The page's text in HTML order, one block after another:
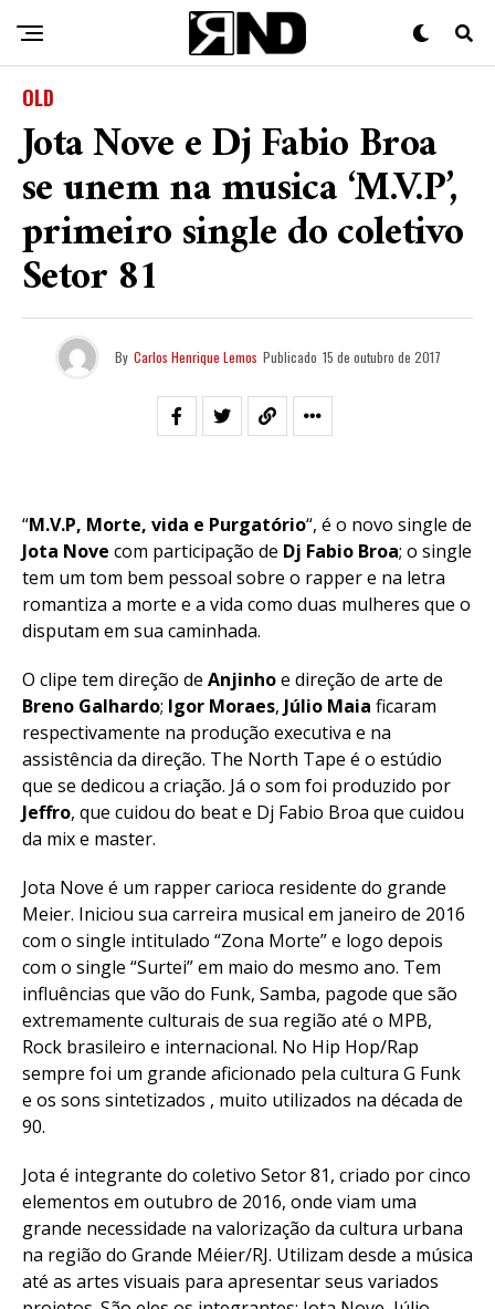
OLD
Jota Nove e Dj Fabio Broa
se unem na musica ‘M.V.P’,
primeiro single do coletivo
Setor 81
By Carlos Henrique Lemos Publicado 15 de outubro de 2017
“M.V.P, Morte, vida e Purgatório“, é o novo single de
Jota Nove com participação de Dj Fabio Broa; o single
tem um tom bem pessoal sobre o rapper e na letra
romantiza a morte e a vida como duas mulheres que o
disputam em sua caminhada.
O clipe tem direção de Anjinhoe direção de arte de
Breno Galhardo; Igor Moraes, Júlio Maia ficaram
respectivamente na produção executiva e na
assistência da direção. The North Tape é o estúdio
que se dedicou a criação. Já o som foi produzido por
Jeffro, que cuidou do beat e Dj Fabio Broa que cuidou
da mix e master.
Jota Nove é um rapper carioca residente do grande
Meier. Iniciou sua carreira musical em janeiro de 2016
com o single intitulado “Zona Morte” e logo depois
com o single “Surtei” em maio do mesmo ano. Tem
influências que vão do Funk, Samba, pagode que são
extremamente culturais de sua região até o MPB,
Rock brasileiro e internacional. No Hip Hop/Rap
sempre foi um grande aficionado pela cultura G Funk
e os sons sintetizados , muito utilizados na década de
90.
Jota é integrante do coletivo Setor 81, criado por cinco
elementos em outubro de 2016, onde viam uma
grande necessidade na valorização da cultura urbana
na região do Grande Méier/RJ. Utilizam desde a música
até as artes visuais para apresentar seus variados